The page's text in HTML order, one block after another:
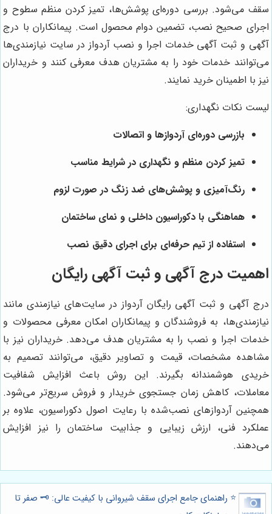
سقف می‌شود. بررسی دوره‌ای پوشش‌ها، تمیز کردن منظم سطوح و
اجرای صحیح نصب، تضمین دوام محصول است. پیمانکاران با درج
آگهی و ثبت آگهی خدمات اجرا و نصب آردواز در سایت نیازمندی‌ها
می‌توانند خدمات خود را به مشتریان هدف معرفی کنند و خریداران
نیز با اطمینان خرید نمایند.
لیست نکات نگهداری:
بازرسی دوره‌ای آردوازها و اتصالات
تمیز کردن منظم و نگهداری در شرایط مناسب
رنگ‌آمیزی و پوشش‌های ضد زنگ در صورت لزوم
هماهنگی با دکوراسیون داخلی و نمای ساختمان
استفاده از تیم حرفه‌ای برای اجرای دقیق نصب
اهمیت درج آگهی و ثبت آگهی رایگان
درج آگهی و ثبت آگهی رایگان آردواز در سایت‌های نیازمندی مانند
نیازمندی‌ها، به فروشندگان و پیمانکاران امکان معرفی محصولات و
خدمات اجرا و نصب را به مشتریان هدف می‌دهد. خریداران نیز با
مشاهده مشخصات، قیمت و تصاویر دقیق، می‌توانند تصمیم به
خریدی هوشمندانه بگیرند. این روش باعث افزایش شفافیت
معاملات، کاهش زمان جستجوی خریدار و فروش سریع‌تر می‌شود.
همچنین آردوازهای نصب‌شده با رعایت اصول دکوراسیون، علاوه بر
عملکرد فنی، ارزش زیبایی و جذابیت ساختمان را نیز افزایش
می‌دهند.
⭐️ راهنمای جامع اجرای سقف شیروانی با کیفیت عالی: 🗝️ صفر تا